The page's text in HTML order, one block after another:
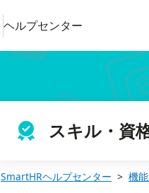
ヘルプセンター
スキル・資
SmartHRヘルプセンター 機